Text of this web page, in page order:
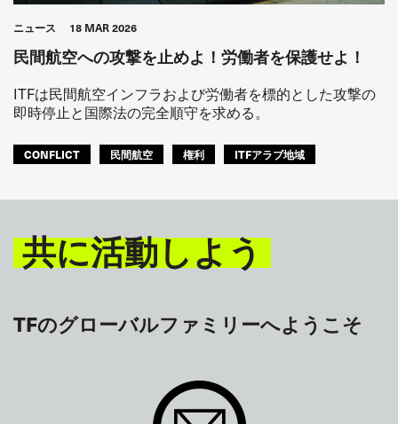
ニュース 18 MAR 2026
民間航空への攻撃を止めよ！労働者を保護せよ！
ITFは民間航空インフラおよび労働者を標的とした攻撃の
即時停止と国際法の完全順守を求める。
CONFLICT 民間航空 権利 ITFアラブ地域
共に活動しよう
TFのグローバルファミリーへようこそ